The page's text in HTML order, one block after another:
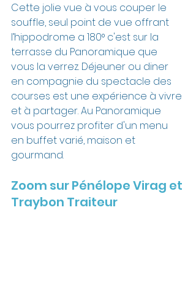
Cette jolie vue à vous couper le
souffle, seul point de vue offrant
l’hippodrome a 180° c'est sur la
terrasse du Panoramique que
vous la verrez. Déjeuner ou diner
en compagnie du spectacle des
courses est une expérience à vivre
et à partager. Au Panoramique
vous pourrez profiter d'un menu
en buffet varié, maison et
gourmand.
Zoom sur Pénélope Virag et
Traybon Traiteur